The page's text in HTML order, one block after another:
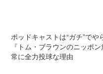
ポッドキャストは“ガチ”でや
『トム・ブラウンのニッポ
常に全力投球な理由